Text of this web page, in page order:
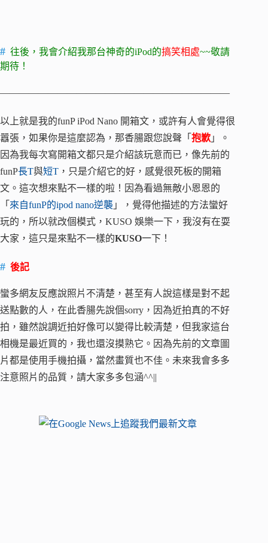
往後，我會介紹我那台神奇的iPod的搞笑相處~~敬請
期待！
————————————————————————
以上就是我的funP iPod Nano 開箱文，或許有人會覺得很
囂張，如果你是這麼認為，那香腸跟您說聲「 抱歉 」。
因為我每次寫開箱文都只是介紹該玩意而已，像先前的
funP長T與短T ，只是介紹它的好，感覺很死板的開箱
文。這次想來點不一樣的啦！因為看過無敵小恩恩的
「 來自funP的ipod nano逆襲 」，覺得他描述的方法蠻好
玩的，所以就改個模式，KUSO 娛樂一下，我沒有在耍
大家，這只是來點不一樣的KUSO一下！
後記
蠻多網友反應說照片不清楚，甚至有人說這樣是對不起
送點數的人，在此香腸先說個sorry，因為近拍真的不好
拍，雖然說調近拍好像可以變得比較清楚，但我家這台
相機是最近買的，我也還沒摸熟它。因為先前的文章圖
片都是使用手機拍攝，當然畫質也不佳。未來我會多多
注意照片的品質，請大家多多包涵^^||